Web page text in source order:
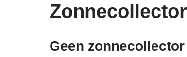
Zonnecollector
Geen zonnecollector